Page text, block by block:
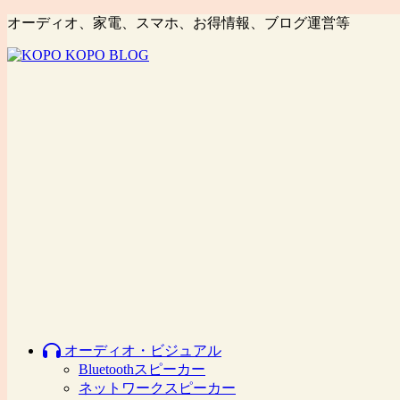
オーディオ、家電、スマホ、お得情報、ブログ運営等
オーディオ・ビジュアル
Bluetoothスピーカー
ネットワークスピーカー